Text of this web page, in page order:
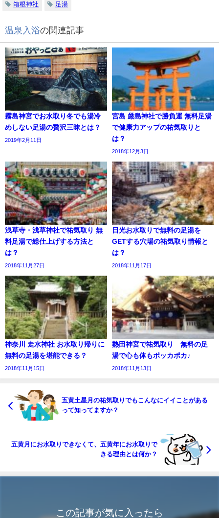
箱根神社 足湯
温泉入浴の関連記事
霧島神宮でお水取り冬でも湯冷
めしない足湯の贅沢三昧とは？
2019年2月11日
宮島 厳島神社で勝負運 無料足湯
で健康力アップの祐気取りと
は？
2018年12月3日
浅草寺・浅草神社で祐気取り 無
料足湯で総仕上げする方法と
は？
2018年11月27日
日光お水取りで無料の足湯を
GETする穴場の祐気取り情報と
は？
2018年11月17日
神奈川 走水神社 お水取り帰りに
無料の足湯を堪能できる？
2018年11月15日
熱田神宮で祐気取り 無料の足
湯で心も体もポッカポカ♪
2018年11月13日
五黄土星月の祐気取りでもこんなにイイことがある
って知ってますか？
五黄月にお水取りできなくて、五黄年にお水取りで
きる理由とは何か？
この記事が気に入ったら